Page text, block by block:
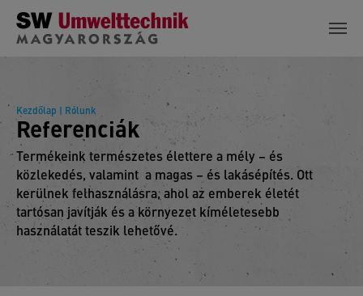
Skip to main content
Kezdőlap | Rólunk
Referenciák
Termékeink természetes élettere a mély – és
közlekedés, valamint a magas – és lakásépítés. Ott
kerülnek felhasználásra, ahol az emberek életét
tartósan javítják és a környezet kíméletesebb
használatát teszik lehetővé.